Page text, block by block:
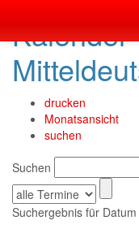
Kalender
drucken
Monatsansicht
suchen
Suchen
Suchergebnis für Datum